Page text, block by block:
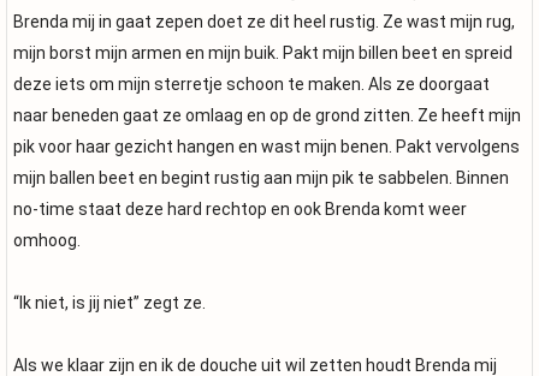
Brenda mij in gaat zepen doet ze dit heel rustig. Ze wast mijn rug,
mijn borst mijn armen en mijn buik. Pakt mijn billen beet en spreid
deze iets om mijn sterretje schoon te maken. Als ze doorgaat
naar beneden gaat ze omlaag en op de grond zitten. Ze heeft mijn
pik voor haar gezicht hangen en wast mijn benen. Pakt vervolgens
mijn ballen beet en begint rustig aan mijn pik te sabbelen. Binnen
no-time staat deze hard rechtop en ook Brenda komt weer
omhoog.
“Ik niet, is jij niet” zegt ze.
Als we klaar zijn en ik de douche uit wil zetten houdt Brenda mij